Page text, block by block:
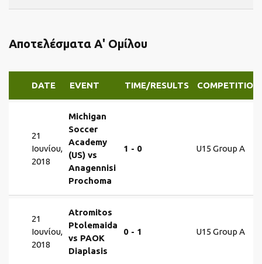
Αποτελέσματα Α' Ομίλου
DATE EVENT TIME/RESULTS COMPETITION
21
Ιουνίου,
2018
Michigan
Soccer
Academy
(US) vs
Anagennisi
Prochoma
1 - 0 U15 Group A
21
Ιουνίου,
2018
Atromitos
Ptolemaida
vs PAOK
Diaplasis
0 - 1 U15 Group A